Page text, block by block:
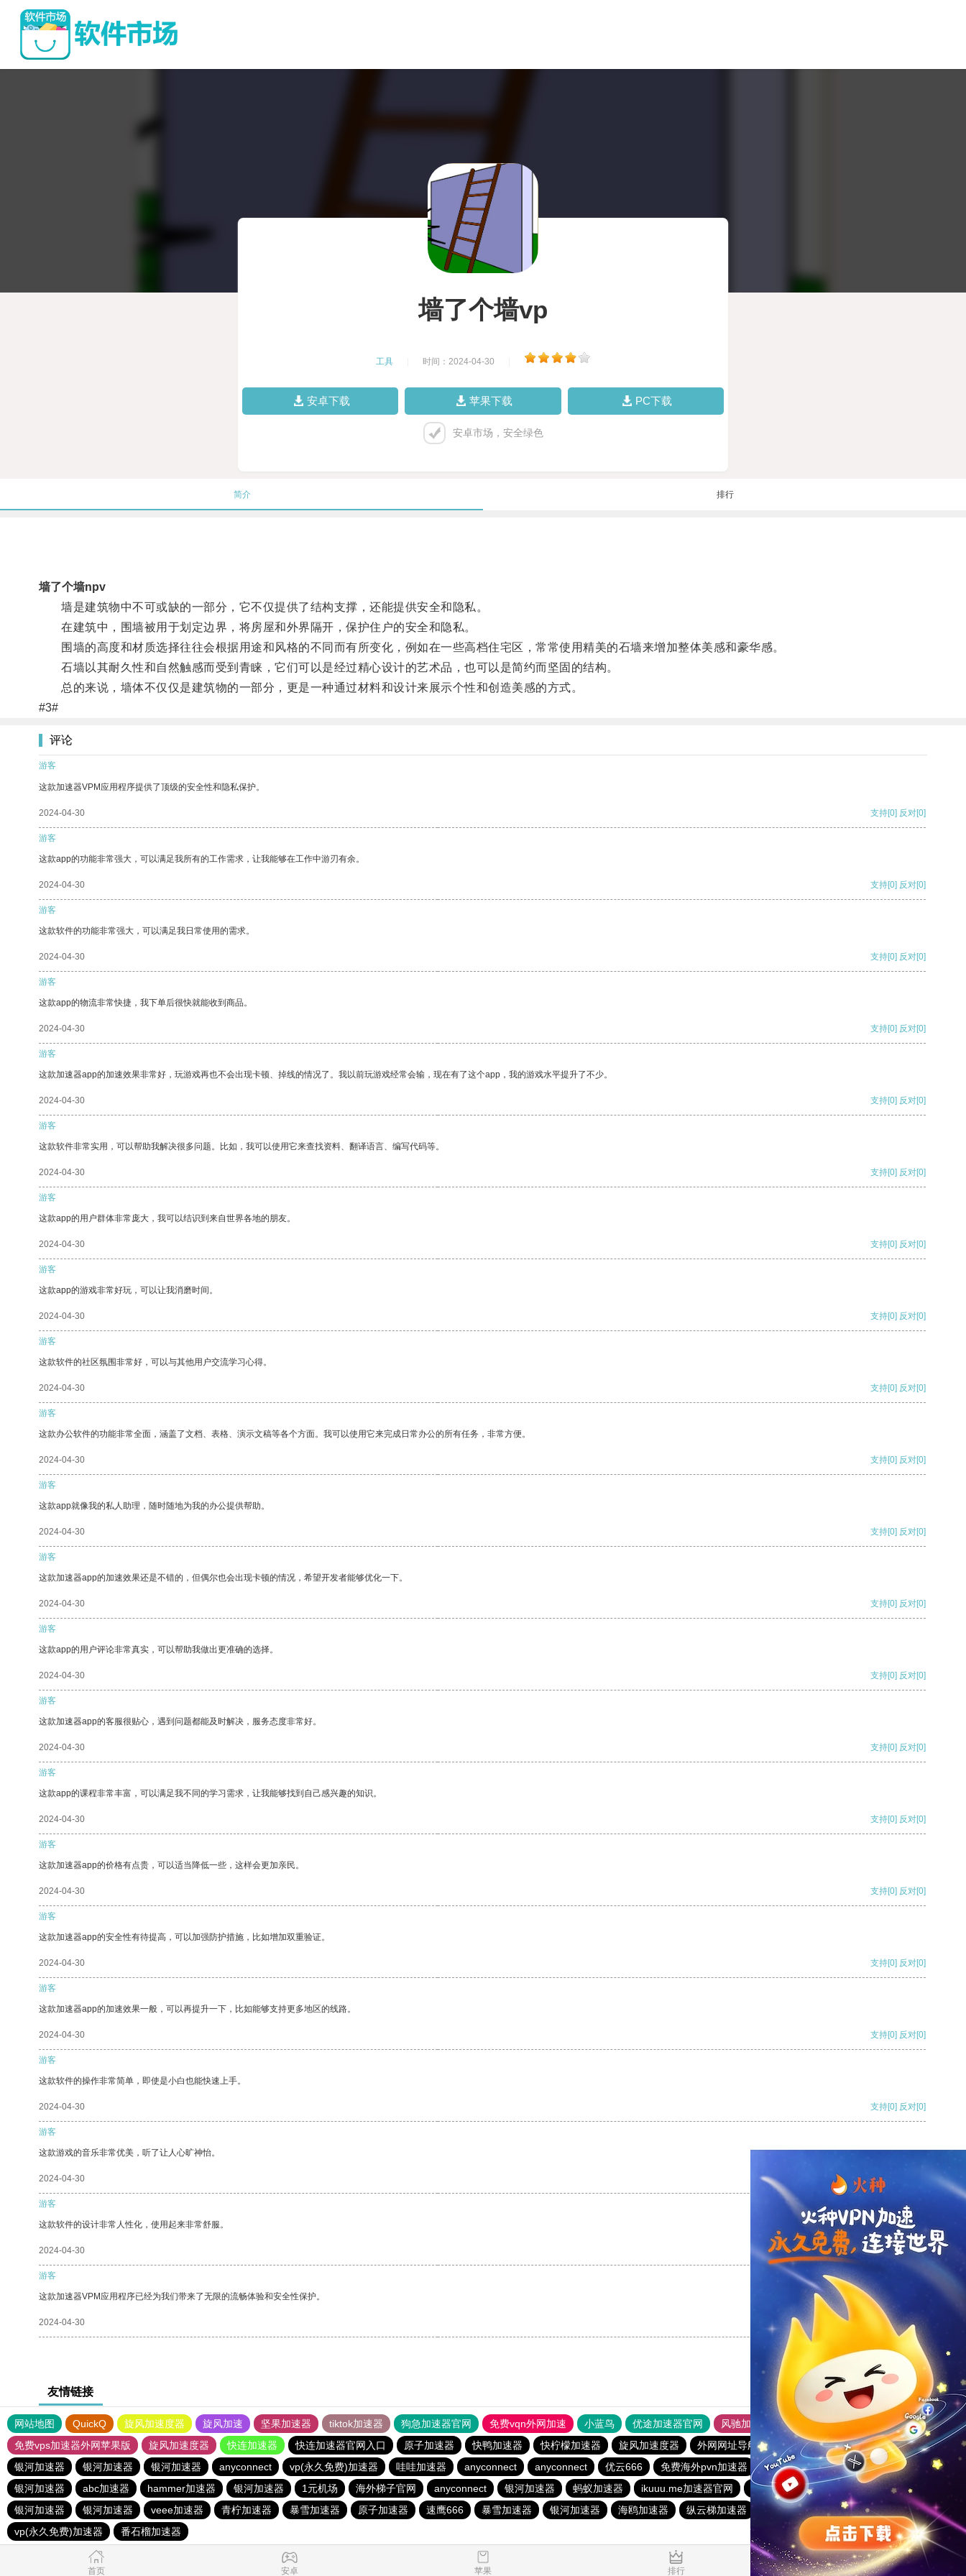
墙了个墙vp
工具 时间：2024-04-30
安卓下载 苹果下载 PC下载
安卓市场，安全绿色
简介 排行
墙了个墙npv
墙是建筑物中不可或缺的一部分，它不仅提供了结构支撑，还能提供安全和隐私。
在建筑中，围墙被用于划定边界，将房屋和外界隔开，保护住户的安全和隐私。
围墙的高度和材质选择往往会根据用途和风格的不同而有所变化，例如在一些高档住宅区，常常使用精美的石墙来增加整体美感和豪华感。
石墙以其耐久性和自然触感而受到青睐，它们可以是经过精心设计的艺术品，也可以是简约而坚固的结构。
总的来说，墙体不仅仅是建筑物的一部分，更是一种通过材料和设计来展示个性和创造美感的方式。
#3#
评论
游客
这款加速器VPM应用程序提供了顶级的安全性和隐私保护。
2024-04-30 支持[0] 反对[0]
游客
这款app的功能非常强大，可以满足我所有的工作需求，让我能够在工作中游刃有余。
2024-04-30 支持[0] 反对[0]
游客
这款软件的功能非常强大，可以满足我日常使用的需求。
2024-04-30 支持[0] 反对[0]
游客
这款app的物流非常快捷，我下单后很快就能收到商品。
2024-04-30 支持[0] 反对[0]
游客
这款加速器app的加速效果非常好，玩游戏再也不会出现卡顿、掉线的情况了。我以前玩游戏经常会输，现在有了这个app，我的游戏水平提升了不少。
2024-04-30 支持[0] 反对[0]
游客
这款软件非常实用，可以帮助我解决很多问题。比如，我可以使用它来查找资料、翻译语言、编写代码等。
2024-04-30 支持[0] 反对[0]
游客
这款app的用户群体非常庞大，我可以结识到来自世界各地的朋友。
2024-04-30 支持[0] 反对[0]
游客
这款app的游戏非常好玩，可以让我消磨时间。
2024-04-30 支持[0] 反对[0]
游客
这款软件的社区氛围非常好，可以与其他用户交流学习心得。
2024-04-30 支持[0] 反对[0]
游客
这款办公软件的功能非常全面，涵盖了文档、表格、演示文稿等各个方面。我可以使用它来完成日常办公的所有任务，非常方便。
2024-04-30 支持[0] 反对[0]
游客
这款app就像我的私人助理，随时随地为我的办公提供帮助。
2024-04-30 支持[0] 反对[0]
游客
这款加速器app的加速效果还是不错的，但偶尔也会出现卡顿的情况，希望开发者能够优化一下。
2024-04-30 支持[0] 反对[0]
游客
这款app的用户评论非常真实，可以帮助我做出更准确的选择。
2024-04-30 支持[0] 反对[0]
游客
这款加速器app的客服很贴心，遇到问题都能及时解决，服务态度非常好。
2024-04-30 支持[0] 反对[0]
游客
这款app的课程非常丰富，可以满足我不同的学习需求，让我能够找到自己感兴趣的知识。
2024-04-30 支持[0] 反对[0]
游客
这款加速器app的价格有点贵，可以适当降低一些，这样会更加亲民。
2024-04-30 支持[0] 反对[0]
游客
这款加速器app的安全性有待提高，可以加强防护措施，比如增加双重验证。
2024-04-30 支持[0] 反对[0]
游客
这款加速器app的加速效果一般，可以再提升一下，比如能够支持更多地区的线路。
2024-04-30 支持[0] 反对[0]
游客
这款软件的操作非常简单，即使是小白也能快速上手。
2024-04-30 支持[0] 反对[0]
游客
这款游戏的音乐非常优美，听了让人心旷神怡。
2024-04-30 支持
游客
这款软件的设计非常人性化，使用起来非常舒服。
2024-04-30 支持[0] 反对[0]
游客
这款加速器VPM应用程序已经为我们带来了无限的流畅体验和安全性保护。
2024-04-30 支持[0] 反对[0]
友情链接
网站地图 QuickQ 旋风加速度器 旋风加速 坚果加速器 tiktok加速器 狗急加速器官网 免费vqn外网加速 小蓝鸟 优途加速器官网 风驰加速器
旋风加速器
免费vps加速器外网苹果版
旋风加速度器 快连加速器 快连加速器官网入口 原子加速器 快鸭加速器 快柠檬加速器 旋风加速度器 外网网址导航 软件中心
银河加速器
银河加速器
银河加速器 银河加速器 anyconnect vp(永久免费)加速器 哇哇加速器 anyconnect anyconnect 优云666 免费海外pvn加速器 vp(永久免费)加速器
暴雪加速器
银河加速器
abc加速器 hammer加速器 银河加速器 1元机场 海外梯子官网 anyconnect 银河加速器 蚂蚁加速器 ikuuu.me加速器官网 蜜蜂加速器 荔枝加速器
青柠加速器
银河加速器
银河加速器 veee加速器 青柠加速器 暴雪加速器 原子加速器 速鹰666 暴雪加速器 银河加速器 海鸥加速器 纵云梯加速器 银河加速器
1元机场
vp(永久免费)加速器
番石榴加速器
首页 安卓 苹果 排行 推荐